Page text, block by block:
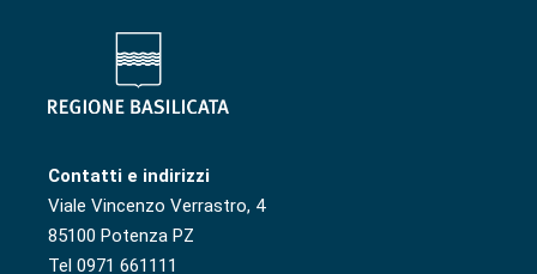
Contatti e indirizzi
Viale Vincenzo Verrastro, 4
85100 Potenza PZ
Tel 0971 661111